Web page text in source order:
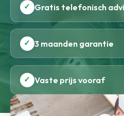
✓ Gratis telefonisch
✓ 3 maanden garantie
✓ Vaste prijs vooraf